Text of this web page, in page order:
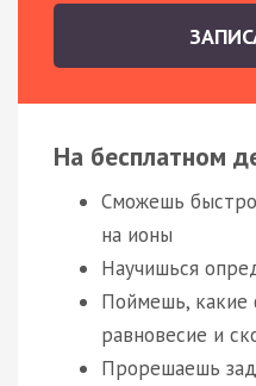
На бесплатном
Сможешь
на ионы
Научишься
Поймешь, какие
равновесие и
Прорешаешь